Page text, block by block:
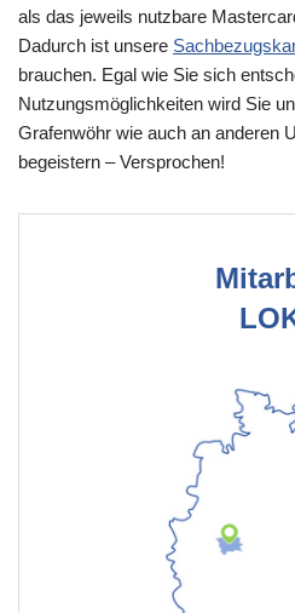
als das jeweils nutzbare
Dadurch ist unsere
brauchen. Egal wie Sie sich
Nutzungsmöglichkeiten wird Sie
Grafenwöhr wie auch an anderen
begeistern – Versprochen!